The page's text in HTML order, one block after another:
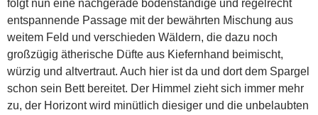
folgt nun eine nachgerade bodenständige und regelrecht
entspannende Passage mit der bewährten Mischung aus
weitem Feld und verschieden Wäldern, die dazu noch
großzügig ätherische Düfte aus Kiefernhand beimischt,
würzig und altvertraut. Auch hier ist da und dort dem Spargel
schon sein Bett bereitet. Der Himmel zieht sich immer mehr
zu, der Horizont wird minütlich diesiger und die unbelaubten